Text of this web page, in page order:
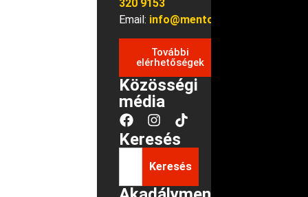
320 9153
Email: info@mentok.hu
További
elérhetőségek
Közösségi
média
Keresés
Keresés